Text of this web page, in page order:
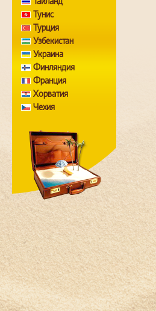
Тунис
Турция
Узбекистан
Украина
Финляндия
Франция
Хорватия
Чехия
Швеция
Шри-Ланка
Южная Корея
ЮАР
Ямайка
Япония